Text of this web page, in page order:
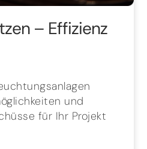
– Effizienz
und
für Ihr Projekt